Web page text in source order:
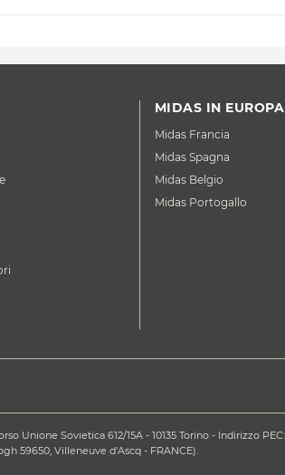
MIDAS IN EUROPA
Midas Francia
Midas Spagna
Midas Belgio
Midas Portogallo
Unione Sovietica 612/15A - 10135 Torino - Indirizzo
59650, Villeneuve d'Ascq - FRANCE).